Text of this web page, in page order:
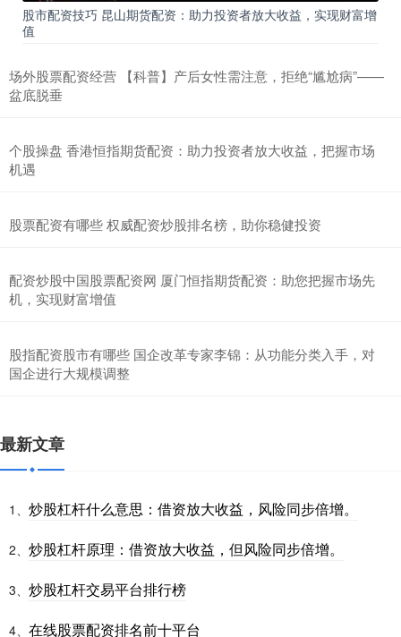
股市配资技巧 昆山期货配资：助力投资者放大收益，实现财富增
值
场外股票配资经营 【科普】产后女性需注意，拒绝“尴尬病”——
盆底脱垂
个股操盘 香港恒指期货配资：助力投资者放大收益，把握市场
机遇
股票配资有哪些 权威配资炒股排名榜，助你稳健投资
配资炒股中国股票配资网 厦门恒指期货配资：助您把握市场先
机，实现财富增值
股指配资股市有哪些 国企改革专家李锦：从功能分类入手，对
国企进行大规模调整
最新文章
1、 炒股杠杆什么意思：借资放大收益，风险同步倍增。
2、 炒股杠杆原理：借资放大收益，但风险同步倍增。
3、 炒股杠杆交易平台排行榜
4、 在线股票配资排名前十平台